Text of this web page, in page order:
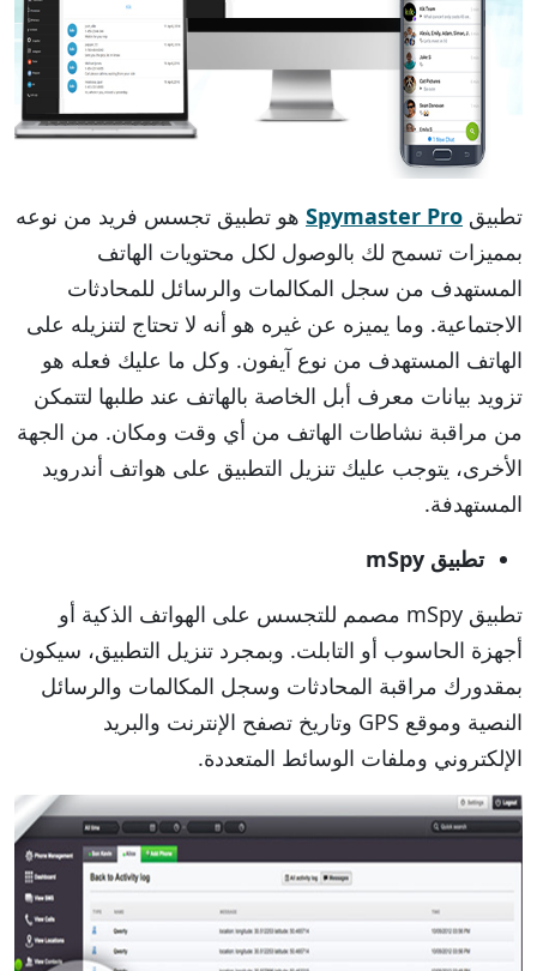
تطبيق Spymaster Pro هو تطبيق تجسس فريد من نوعه
بمميزات تسمح لك بالوصول لكل محتويات الهاتف
المستهدف من سجل المكالمات والرسائل للمحادثات
الاجتماعية. وما يميزه عن غيره هو أنه لا تحتاج لتنزيله على
الهاتف المستهدف من نوع آيفون. وكل ما عليك فعله هو
تزويد بيانات معرف أبل الخاصة بالهاتف عند طلبها لتتمكن
من مراقبة نشاطات الهاتف من أي وقت ومكان. من الجهة
الأخرى، يتوجب عليك تنزيل التطبيق على هواتف أندرويد
المستهدفة.
تطبيق mSpy
تطبيق mSpy مصمم للتجسس على الهواتف الذكية أو
أجهزة الحاسوب أو التابلت. وبمجرد تنزيل التطبيق، سيكون
بمقدورك مراقبة المحادثات وسجل المكالمات والرسائل
النصية وموقع GPS وتاريخ تصفح الإنترنت والبريد
الإلكتروني وملفات الوسائط المتعددة.